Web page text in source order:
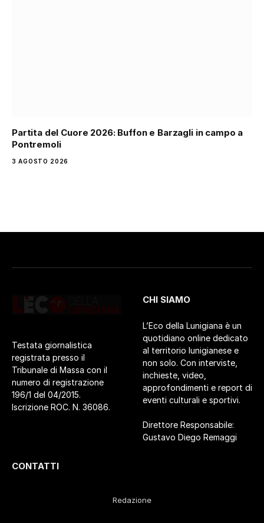
Partita del Cuore 2026: Buffon e Barzagli in campo a
Pontremoli
3 AGOSTO 2026
Testata giornalistica
registrata presso il
Tribunale di Massa con il
numero di registrazione
196/1 del 04/2015.
Iscrizione ROC. N. 36086.
CHI SIAMO
L’Eco della Lunigiana è un
quotidiano online dedicato
al territorio lunigianese e
non solo. Con interviste,
inchieste, video,
approfondimenti e report di
eventi culturali e sportivi.
Direttore Responsabile:
Gustavo Diego Remaggi
CONTATTI
Redazione